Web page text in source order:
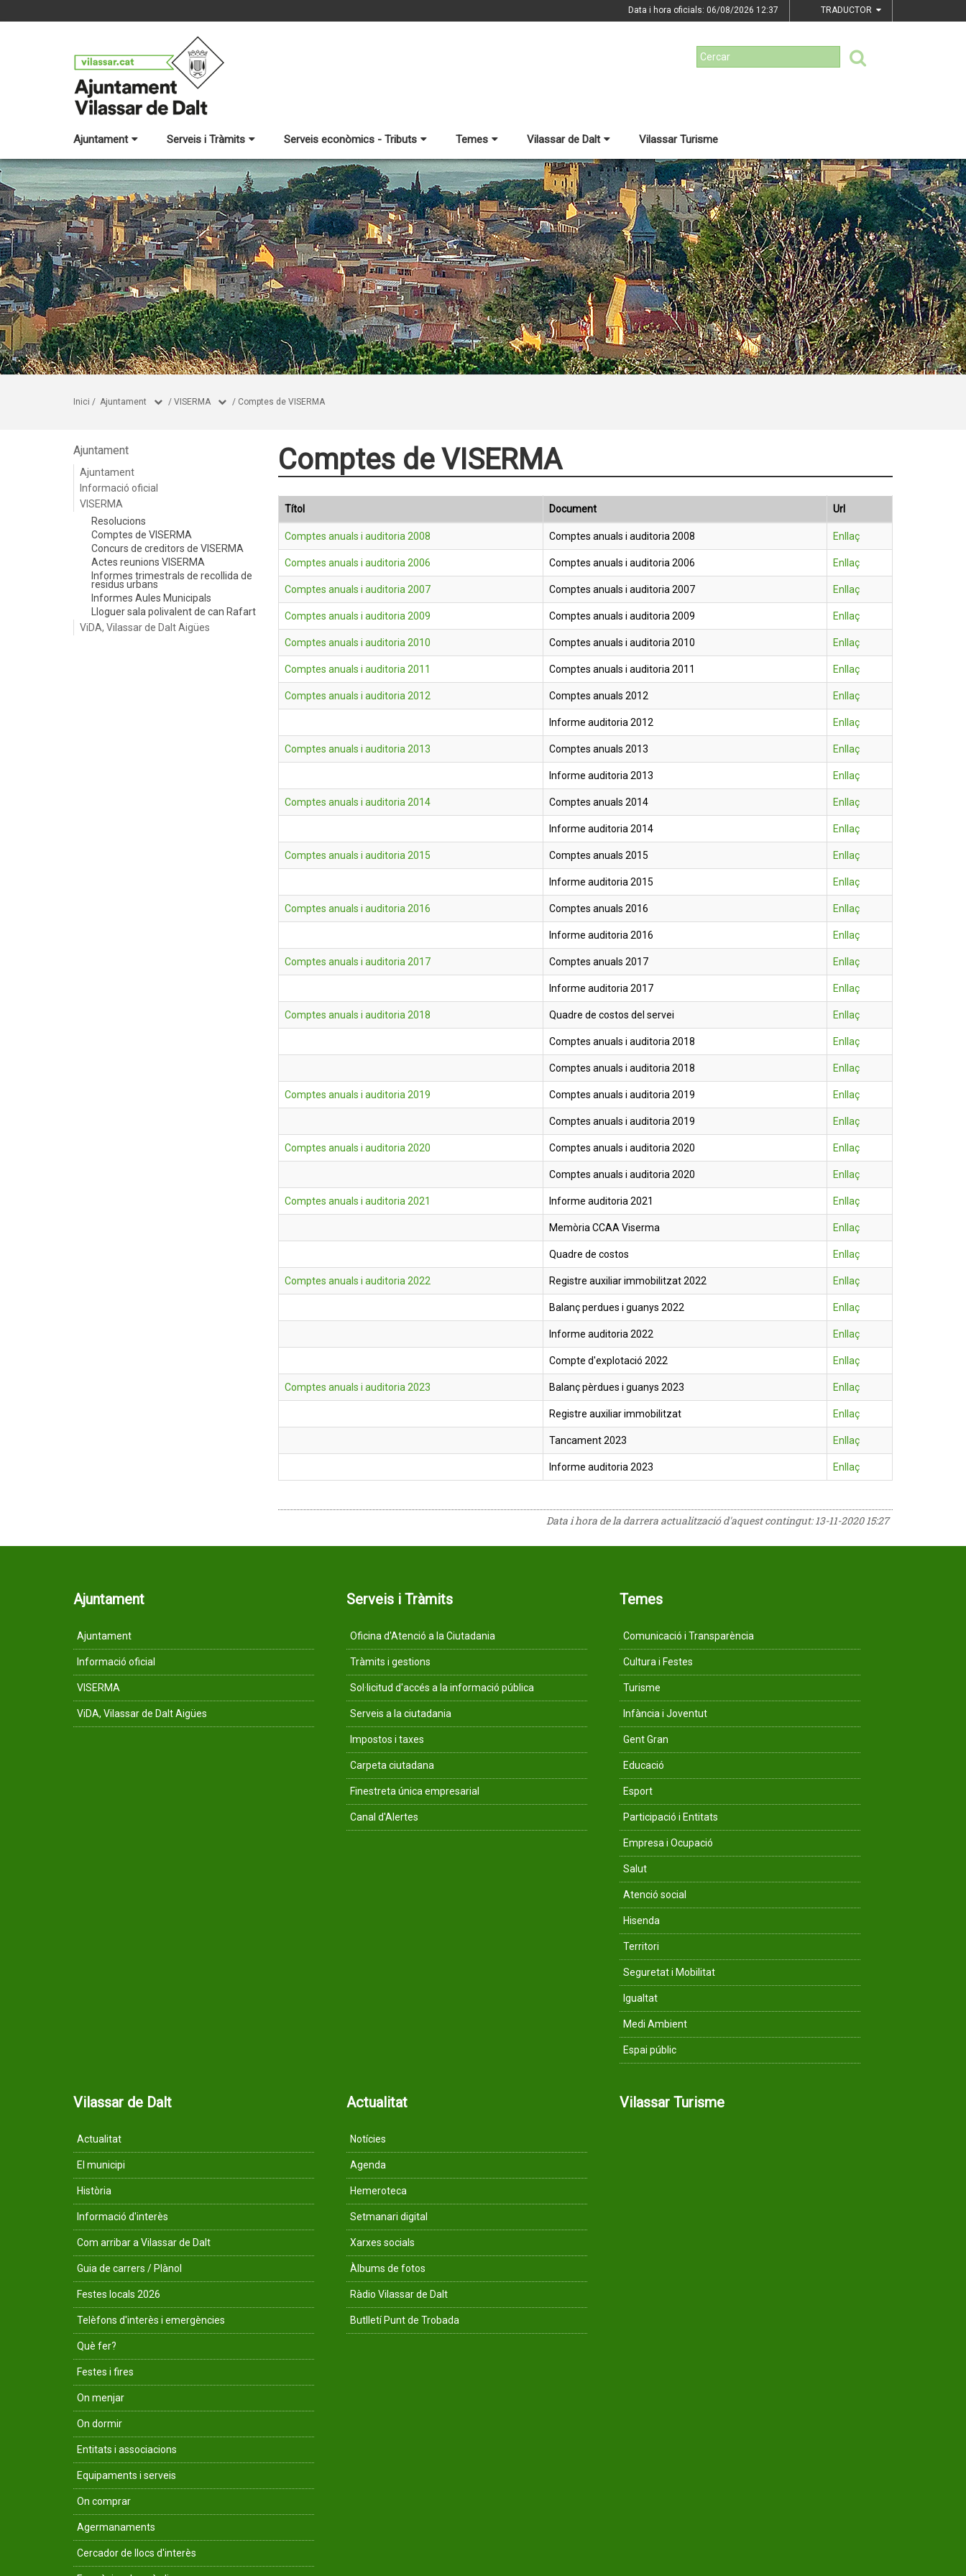
Data i hora oficials: 06/08/2026 12:37 TRADUCTOR
Ajuntament Serveis i Tràmits Serveis econòmics - Tributs Temes Vilassar de Dalt Vilassar Turisme
Inici / Ajuntament / VISERMA / Comptes de VISERMA
Ajuntament
Ajuntament
Informació oficial
VISERMA
Resolucions
Comptes de VISERMA
Concurs de creditors de VISERMA
Actes reunions VISERMA
Informes trimestrals de recollida de
residus urbans
Informes Aules Municipals
Lloguer sala polivalent de can Rafart
ViDA, Vilassar de Dalt Aigües
Comptes de VISERMA
Títol Document Url
Comptes anuals i auditoria 2008 Comptes anuals i auditoria 2008 Enllaç
Comptes anuals i auditoria 2006 Comptes anuals i auditoria 2006 Enllaç
Comptes anuals i auditoria 2007 Comptes anuals i auditoria 2007 Enllaç
Comptes anuals i auditoria 2009 Comptes anuals i auditoria 2009 Enllaç
Comptes anuals i auditoria 2010 Comptes anuals i auditoria 2010 Enllaç
Comptes anuals i auditoria 2011 Comptes anuals i auditoria 2011 Enllaç
Comptes anuals i auditoria 2012 Comptes anuals 2012 Enllaç
Informe auditoria 2012 Enllaç
Comptes anuals i auditoria 2013 Comptes anuals 2013 Enllaç
Informe auditoria 2013 Enllaç
Comptes anuals i auditoria 2014 Comptes anuals 2014 Enllaç
Informe auditoria 2014 Enllaç
Comptes anuals i auditoria 2015 Comptes anuals 2015 Enllaç
Informe auditoria 2015 Enllaç
Comptes anuals i auditoria 2016 Comptes anuals 2016 Enllaç
Informe auditoria 2016 Enllaç
Comptes anuals i auditoria 2017 Comptes anuals 2017 Enllaç
Informe auditoria 2017 Enllaç
Comptes anuals i auditoria 2018 Quadre de costos del servei Enllaç
Comptes anuals i auditoria 2018 Enllaç
Comptes anuals i auditoria 2018 Enllaç
Comptes anuals i auditoria 2019 Comptes anuals i auditoria 2019 Enllaç
Comptes anuals i auditoria 2019 Enllaç
Comptes anuals i auditoria 2020 Comptes anuals i auditoria 2020 Enllaç
Comptes anuals i auditoria 2020 Enllaç
Comptes anuals i auditoria 2021 Informe auditoria 2021 Enllaç
Memòria CCAA Viserma Enllaç
Quadre de costos Enllaç
Comptes anuals i auditoria 2022 Registre auxiliar immobilitzat 2022 Enllaç
Balanç perdues i guanys 2022 Enllaç
Informe auditoria 2022 Enllaç
Compte d'explotació 2022 Enllaç
Comptes anuals i auditoria 2023 Balanç pèrdues i guanys 2023 Enllaç
Registre auxiliar immobilitzat Enllaç
Tancament 2023 Enllaç
Informe auditoria 2023 Enllaç
Data i hora de la darrera actualització d'aquest contingut:13-11-2020 15:27
Ajuntament
Ajuntament
Informació oficial
VISERMA
ViDA, Vilassar de Dalt Aigües
Serveis i Tràmits
Oficina d'Atenció a la Ciutadania
Tràmits i gestions
Sol·licitud d'accés a la informació pública
Serveis a la ciutadania
Impostos i taxes
Carpeta ciutadana
Finestreta única empresarial
Canal d'Alertes
Temes
Comunicació i Transparència
Cultura i Festes
Turisme
Infància i Joventut
Gent Gran
Educació
Esport
Participació i Entitats
Empresa i Ocupació
Salut
Atenció social
Hisenda
Territori
Seguretat i Mobilitat
Igualtat
Medi Ambient
Espai públic
Vilassar de Dalt
Actualitat
El municipi
Història
Informació d'interès
Com arribar a Vilassar de Dalt
Guia de carrers / Plànol
Festes locals 2026
Telèfons d'interès i emergències
Què fer?
Festes i fires
On menjar
On dormir
Entitats i associacions
Equipaments i serveis
On comprar
Agermanaments
Cercador de llocs d'interès
Actualitat
Notícies
Agenda
Hemeroteca
Setmanari digital
Xarxes socials
Àlbums de fotos
Ràdio Vilassar de Dalt
Butlletí Punt de Trobada
Vilassar Turisme